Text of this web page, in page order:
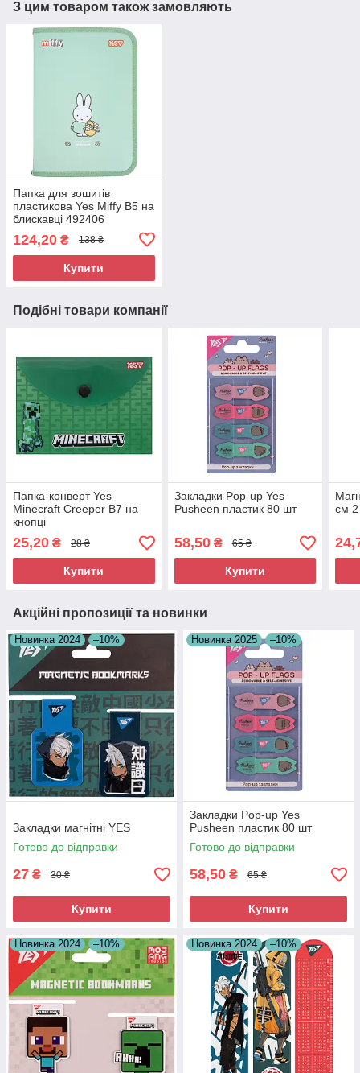
З цим товаром також замовляють
Папка для зошитів
пластикова Yes Miffy В5 на
блискавці 492406
124,20 ₴ 138 ₴
Купити
Подібні товари компанії
Папка-конверт Yes
Minecraft Creeper B7 на
кнопці
25,20 ₴ 28 ₴
Купити
Закладки Pop-up Yes
Pusheen пластик 80 шт
58,50₴ 65 ₴
Купити
см
Акційні пропозиції та новинки
Новинка 2024 –10%
Закладки магнітні YES
Готово до відправки
27 ₴ 30 ₴
Купити
Новинка 2025 –10%
Закладки Pop-up Yes
Pusheen пластик 80 шт
Готово до відправки
58,50 ₴ 65 ₴
Купити
Новинка 2024 –10% Новинка 2024 –10%